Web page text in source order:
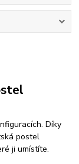
Díky
postel
ji umístíte.